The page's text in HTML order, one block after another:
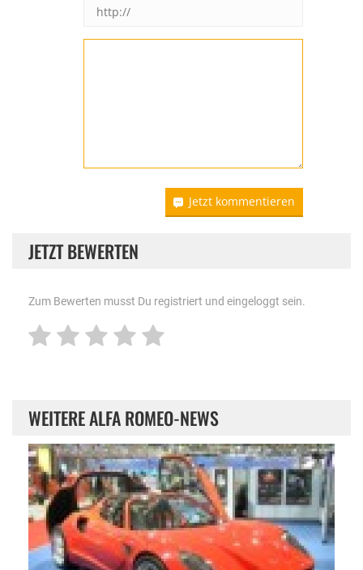
Jetzt kommentieren
JETZT BEWERTEN
Zum Bewerten musst Du registriert und eingeloggt sein.
WEITERE ALFA ROMEO-NEWS